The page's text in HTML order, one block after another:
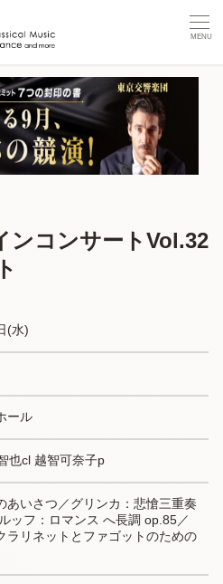
ンコンサートVol.32
(水)
ール
也cl 越智可奈子p
あいさつ／グリンカ：悲愴三重奏
ッフ：ロマンス へ長調 op.85／
ラリネットとファゴットのための